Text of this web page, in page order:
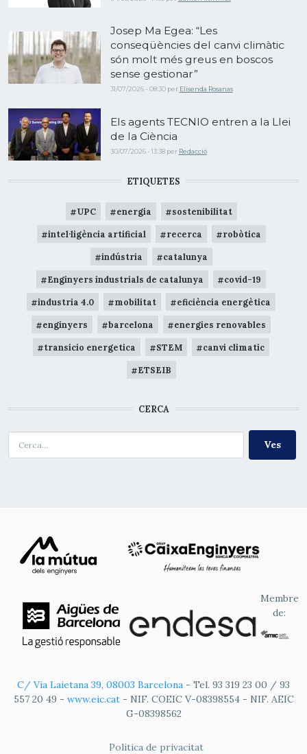
Josep Ma Egea: “Les
conseqüències del canvi climàtic
són molt més greus en boscos
sense gestionar”
31/07/2026 - 08:30 per Elisenda Rosanas
Els agents TECNIO entren a la Llei
de la Ciència
30/07/2026 - 13:38 per Redacció
ETIQUETES
UPC energia sostenibilitat
intel·ligència artificial recerca robòtica
indústria catalunya
Enginyers industrials de catalunya covid-19
industria 4.0 mobilitat eficiència energètica
enginyers barcelona energies renovables
transicio energetica STEM canvi climatic
ETSEIB
CERCA
Membre
de:
C/ Via Laietana 39, 08003 Barcelona - Tel. 93 319 23 00 / 93
557 20 49 - www.eic.cat- NIF. COEIC V-08398554 - NIF. AEIC
G-08398562
Política de privacitat